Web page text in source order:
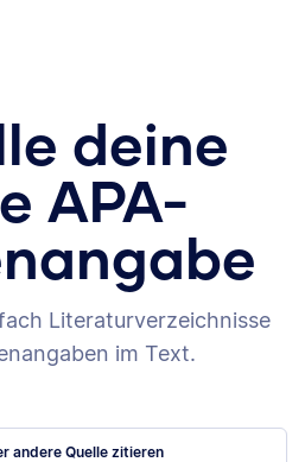
deine
APA-
Literaturverzeichnisse
im Text.
andere Quelle zitieren